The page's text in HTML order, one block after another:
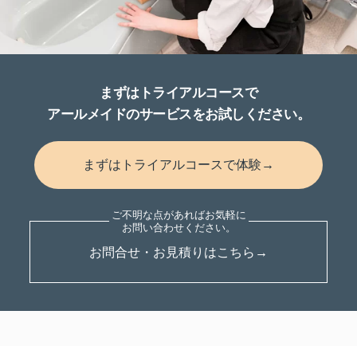
まずはトライアルコースで
アールメイドのサービスをお試しください。
まずはトライアルコースで体験→
お問合せ・お見積りはこちら→